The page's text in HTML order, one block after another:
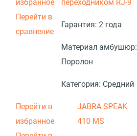
избранное
Перейти в
сравнение
переходником RJ-9
Гарантия: 2 года
Материал амбушюр:
Поролон
Категория: Средний
Перейти в
избранное
JABRA SPEAK
410 MS